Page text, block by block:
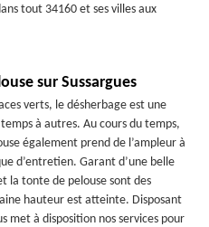
tout 34160 et ses villes aux
sur Sussargues
verts, le désherbage est une
à autres. Au cours du temps,
également prend de l’ampleur à
d’entretien. Garant d’une belle
la tonte de pelouse sont des
hauteur est atteinte. Disposant
met à disposition nos services pour